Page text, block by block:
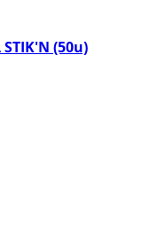
STIK'N (50u)